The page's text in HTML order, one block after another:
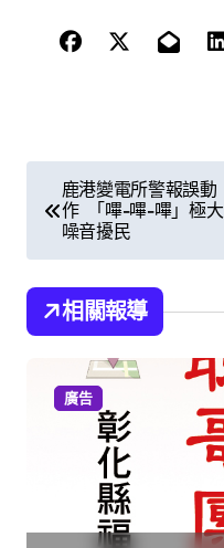
章
導
覽
鹿港變電所警報誤動
作 「嗶-嗶-嗶」極大
噪音擾民
相關報導
廣告